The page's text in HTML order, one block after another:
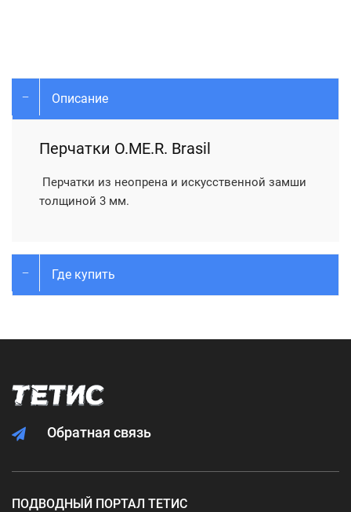
Описание
Перчатки O.ME.R. Brasil
Перчатки из неопрена и искусственной замши
толщиной 3 мм.
Где купить
Обратная связь
ПОДВОДНЫЙ ПОРТАЛ ТЕТИС